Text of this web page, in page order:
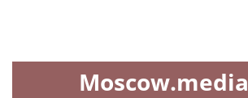
Moscow.media